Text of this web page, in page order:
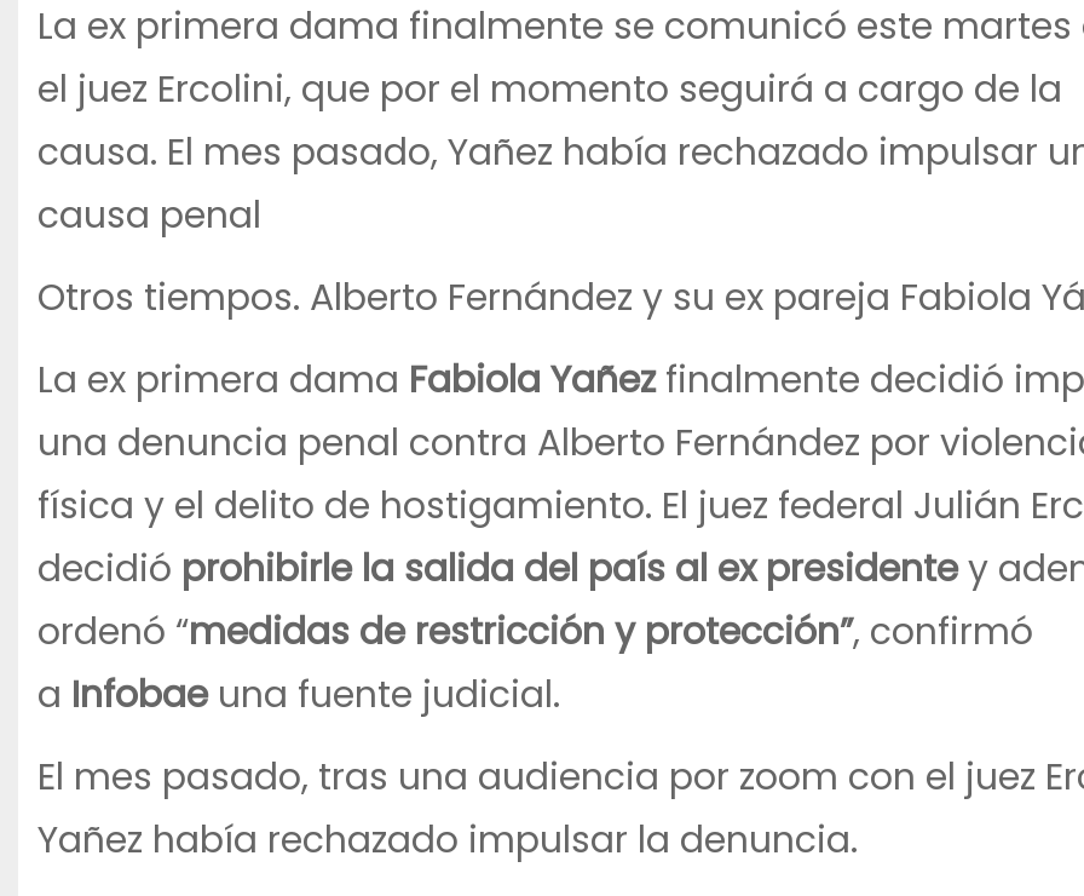
La ex primera dama finalmente se comunicó este martes
el juez Ercolini, que por el momento seguirá a cargo de la
causa. El mes pasado, Yañez había rechazado impulsar
causa penal
Otros tiempos. Alberto Fernández y su ex pareja Fabiola
La ex primera dama Fabiola Yañezfinalmente decidió
una denuncia penal contra Alberto Fernández por
física y el delito de hostigamiento. El juez federal Julián
decidió prohibirle la salida del país al ex presidentey
ordenó “medidas de restricción y protección”, confirmó
a Infobae una fuente judicial.
El mes pasado, tras una audiencia por zoom con el juez
Yañez había rechazado impulsar la denuncia.